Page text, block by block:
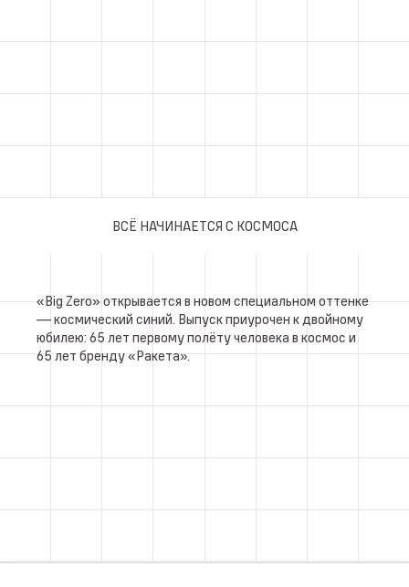
ВСЁ НАЧИНАЕТСЯ С КОСМОСА
«Big Zero» открывается в новом специальном оттенке
— космический синий. Выпуск приурочен к двойному
юбилею: 65 лет первому полёту человека в космос и
65 лет бренду «Ракета».